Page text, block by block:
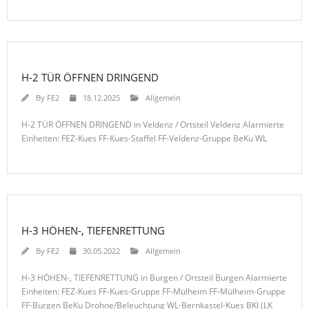
H-2 TÜR ÖFFNEN DRINGEND
By FE2 18.12.2025 Allgemein
H-2 TÜR ÖFFNEN DRINGEND in Veldenz / Ortsteil Veldenz Alarmierte
Einheiten: FEZ-Kues FF-Kues-Staffel FF-Veldenz-Gruppe BeKu WL
H-3 HÖHEN-, TIEFENRETTUNG
By FE2 30.05.2022 Allgemein
H-3 HÖHEN-, TIEFENRETTUNG in Burgen / Ortsteil Burgen Alarmierte
Einheiten: FEZ-Kues FF-Kues-Gruppe FF-Mülheim FF-Mülheim-Gruppe
FF-Burgen BeKu Drohne/Beleuchtung WL-Bernkastel-Kues BKI (LK